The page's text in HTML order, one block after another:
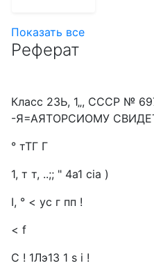
Показать все
Реферат
Класс 23Ь, 1„, СССР №
-Я=АЯТОРСИОМУ
° тТГ Г
1, т т, ..;; " 4а1 cia )
I, ° < ус г пп !
< f
C ! 1Лэ13 1 s i !